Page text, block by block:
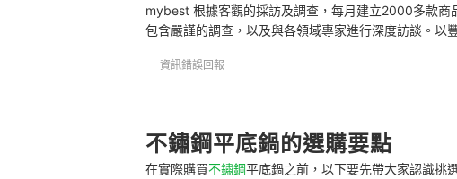
不鏽鋼平底鍋 推薦排行榜
mybest 根據客觀的採訪及調查，每月建立2000多款商
包含嚴謹的調查，以及與各領域專家進行深度訪談。以
資訊錯誤回報
不鏽鋼平底鍋的選購要點
在實際購買不鏽鋼平底鍋之前，以下要先帶大家認識挑